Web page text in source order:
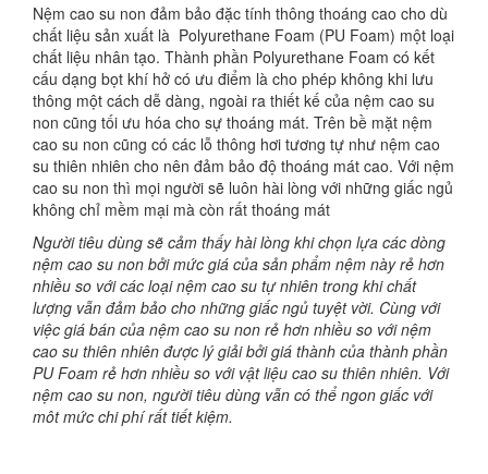
Nệm cao su non đảm bảo đặc tính thông thoáng cao cho dù
chất liệu sản xuất là Polyurethane Foam (PU Foam) một loại
chất liệu nhân tạo. Thành phần Polyurethane Foam có kết
cấu dạng bọt khí hở có ưu điểm là cho phép không khi lưu
thông một cách dễ dàng, ngoài ra thiết kế của nệm cao su
non cũng tối ưu hóa cho sự thoáng mát. Trên bề mặt nệm
cao su non cũng có các lỗ thông hơi tương tự như nệm cao
su thiên nhiên cho nên đảm bảo độ thoáng mát cao. Với nệm
cao su non thì mọi người sẽ luôn hài lòng với những giấc ngủ
không chỉ mềm mại mà còn rất thoáng mát
Người tiêu dùng sẽ cảm thấy hài lòng khi chọn lựa các dòng
nệm cao su non bởi mức giá của sản phẩm nệm này rẻ hơn
nhiều so với các loại nệm cao su tự nhiên trong khi chất
lượng vẫn đảm bảo cho những giấc ngủ tuyệt vời. Cùng với
việc giá bán của nệm cao su non rẻ hơn nhiều so với nệm
cao su thiên nhiên được lý giải bởi giá thành của thành phần
PU Foam rẻ hơn nhiều so với vật liệu cao su thiên nhiên. Với
nệm cao su non, người tiêu dùng vẫn có thể ngon giấc với
môt mức chi phí rất tiết kiệm.